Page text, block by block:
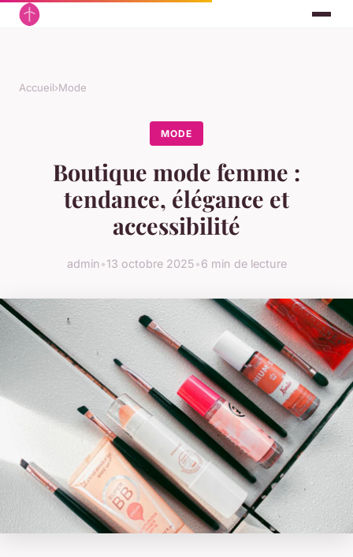
Accueil›Mode
MODE
Boutique mode femme :
tendance, élégance et
accessibilité
admin•13 octobre 2025•6 min de lecture